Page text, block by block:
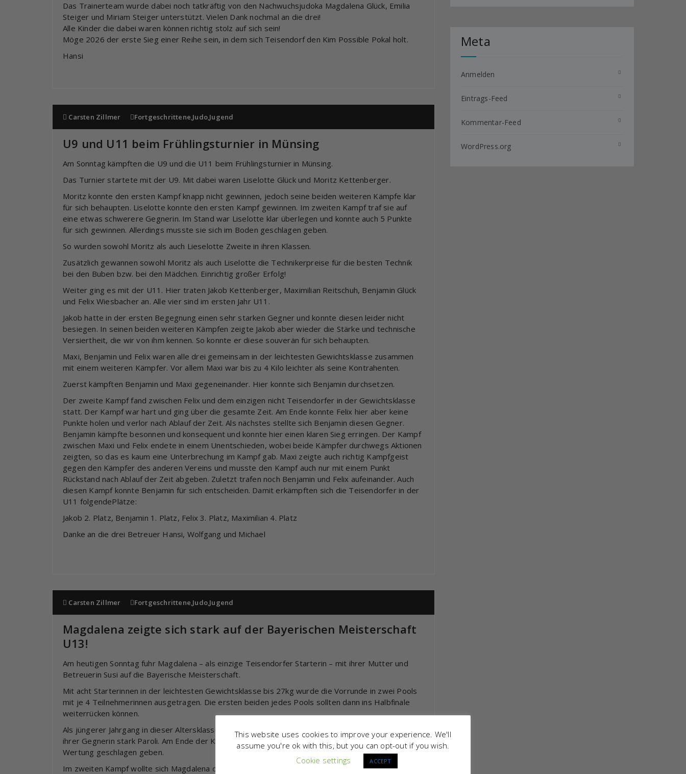
Das Trainerteam wurde dabei noch tatkräftig von den Nachwuchsjudoka Magdalena Glück, Emilia
Steiger und Miriam Steiger unterstützt. Vielen Dank nochmal an die drei!
Alle Kinder die dabei waren können richtig stolz auf sich sein!
Möge 2026 der erste Sieg einer Reihe sein, in dem sich Teisendorf den Kim Possible Pokal holt.
Hansi
Carsten Zillmer Fortgeschrittene,Judo,Jugend
U9 und U11 beim Frühlingsturnier in Münsing
Am Sonntag kämpften die U9 und die U11 beim Frühlingsturnier in Münsing.
Das Turnier startete mit der U9. Mit dabei waren Liselotte Glück und Moritz Kettenberger.
Moritz konnte den ersten Kampf knapp nicht gewinnen, jedoch seine beiden weiteren Kämpfe klar
für sich behaupten. Liselotte konnte den ersten Kampf gewinnen. Im zweiten Kampf traf sie auf
eine etwas schwerere Gegnerin. Im Stand war Liselotte klar überlegen und konnte auch 5 Punkte
für sich gewinnen. Allerdings musste sie sich im Boden geschlagen geben.
So wurden sowohl Moritz als auch Lieselotte Zweite in ihren Klassen.
Zusätzlich gewannen sowohl Moritz als auch Liselotte die Technikerpreise für die besten Technik
bei den Buben bzw. bei den Mädchen. Einrichtig großer Erfolg!
Weiter ging es mit der U11. Hier traten Jakob Kettenberger, Maximilian Reitschuh, Benjamin Glück
und Felix Wiesbacher an. Alle vier sind im ersten Jahr U11.
Jakob hatte in der ersten Begegnung einen sehr starken Gegner und konnte diesen leider nicht
besiegen. In seinen beiden weiteren Kämpfen zeigte Jakob aber wieder die Stärke und technische
Versiertheit, die wir von ihm kennen. So konnte er diese souverän für sich behaupten.
Maxi, Benjamin und Felix waren alle drei gemeinsam in der leichtesten Gewichtsklasse zusammen
mit einem weiteren Kämpfer. Vor allem Maxi war bis zu 4 Kilo leichter als seine Kontrahenten.
Zuerst kämpften Benjamin und Maxi gegeneinander. Hier konnte sich Benjamin durchsetzen.
Der zweite Kampf fand zwischen Felix und dem einzigen nicht Teisendorfer in der Gewichtsklasse
statt. Der Kampf war hart und ging über die gesamte Zeit. Am Ende konnte Felix hier aber keine
Punkte holen und verlor nach Ablauf der Zeit. Als nächstes stellte sich Benjamin diesen Gegner.
Benjamin kämpfte besonnen und konsequent und konnte hier einen klaren Sieg erringen. Der Kampf
zwischen Maxi und Felix endete in einem Unentschieden, wobei beide Kämpfer durchwegs Aktionen
zeigten, so das es kaum eine Unterbrechung im Kampf gab. Maxi zeigte auch richtig Kampfgeist
gegen den Kämpfer des anderen Vereins und musste den Kampf auch nur mit einem Punkt
Rückstand nach Ablauf der Zeit abgeben. Zuletzt trafen noch Benjamin und Felix aufeinander. Auch
diesen Kampf konnte Benjamin für sich entscheiden. Damit erkämpften sich die Teisendorfer in der
U11 folgendePlätze:
Jakob 2. Platz, Benjamin 1. Platz, Felix 3. Platz, Maximilian 4. Platz
Danke an die drei Betreuer Hansi, Wolfgang und Michael
Carsten Zillmer Fortgeschrittene,Judo,Jugend
Magdalena zeigte sich stark auf der Bayerischen Meisterschaft
U13!
Am heutigen Sonntag fuhr Magdalena – als einzige Teisendorfer Starterin – mit ihrer Mutter und
Betreuerin Susi auf die Bayerische Meisterschaft.
Mit acht Starterinnen in der leichtesten Gewichtsklasse bis 27kg wurde die Vorrunde in zwei Pools
mit je 4 Teilnehmerinnen ausgetragen. Die ersten beiden jedes Pools sollten dann ins Halbfinale
weiterrücken können.
Als jüngerer Jahrgang in dieser Altersklasse startete Magdalena in ihren ersten Kampf und zeigte
ihrer Gegnerin stark Paroli. Am Ende der Kampfzeit musste Sie sich allerdings mit einer halben
Wertung geschlagen geben.
Im zweiten Kampf wollte sich Magdalena die Chance auf den Einzug ins Halbfinale bewahren. Und
Meta
Anmelden
Eintrags-Feed
Kommentar-Feed
WordPress.org
This website uses cookies to improve your experience. We'll
assume you're ok with this, but you can opt-out if you wish.
Cookie settings
ACCEPT